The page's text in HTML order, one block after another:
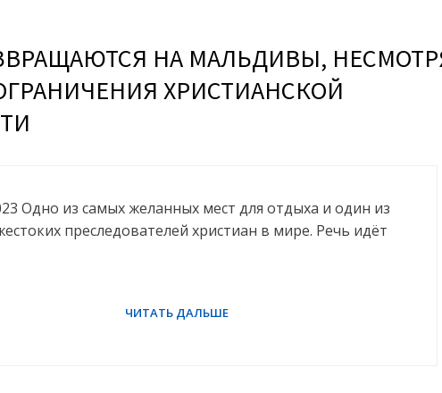
НА МАЛЬДИВЫ,
ХРИСТИАНСКОЙ
Одно из самых желанных мест для отдыха и один из
преследователей христиан в мире. Речь идёт